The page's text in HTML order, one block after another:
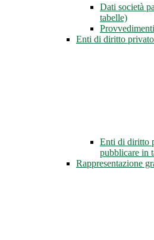
Dati società
tabelle)
Provvedimenti
Enti di diritto
Enti di diritto
pubblicare in
Rappresentazione